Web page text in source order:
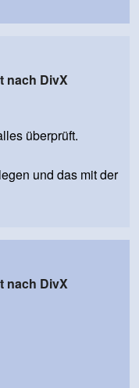
nach DivX
überprüft.
und das mit der
nach DivX